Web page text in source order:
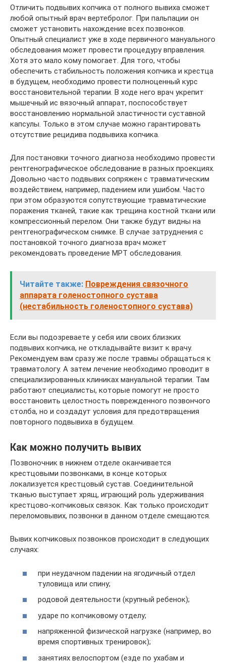
Отличить подвывих копчика от полного вывиха сможет
любой опытный врач вертебролог. При пальпации он
сможет установить нахождение всех позвонков.
Опытный специалист уже в ходе первичного мануального
обследования может провести процедуру вправления.
Хотя это мало кому помогает. Для того, чтобы
обеспечить стабильность положения копчика и крестца
в будущем, необходимо провести полноценный курс
восстановительной терапии. В ходе него врач укрепит
мышечный ис вязочный аппарат, поспособствует
восстановлению нормальной эластичности суставной
капсулы. Только в этом случае можно гарантировать
отсутствие рецидива подвывиха копчика.
Для постановки точного диагноза необходимо провести
рентгенографическое обследование в разных проекциях.
Довольно часто подвывих сопряжен с травматическим
воздействием, например, падением или ушибом. Часто
при этом образуются сопутствующие травматические
поражения тканей, такие как трещина костной ткани или
компрессионный перелом. Они также будут видны на
рентгенографическом снимке. В случае затруднения с
постановкой точного диагноза врач может
рекомендовать проведение МРТ обследования.
Читайте также: Повреждения связочного
аппарата голеностопного сустава
(нестабильность голеностопного сустава)
Если вы подозреваете у себя или своих близких
подвывих копчика, не откладывайте визит к врачу.
Рекомендуем вам сразу же после травмы обращаться к
травматологу. А затем лечение необходимо проводит в
специализированных клиниках мануальной терапии. Там
работают специалисты, которые помогут не просто
восстановить целостность поврежденного позвончого
столба, но и создадут условия для предотвращения
повторного подвывиха в будущем.
Как можно получить вывих
Позвоночник в нижнем отделе оканчивается
крестцовыми позвонками, в конце которых
локализуется крестцовый сустав. Соединительной
тканью выступает хрящ, играющий роль удерживания
крестцово-копчиковых связок. Как только происходит
переломовывих, позвонки в данном отделе смещаются.
Вывих копчиковых позвонков происходит в следующих
случаях:
при неудачном падении на ягодичный отдел
туловища или спину;
родовой деятельности (крупный ребенок);
ударе по копчиковому отделу;
напряженной физической нагрузке (например, во
время спортивных тренировок);
занятиях велоспортом (езде по ухабам и